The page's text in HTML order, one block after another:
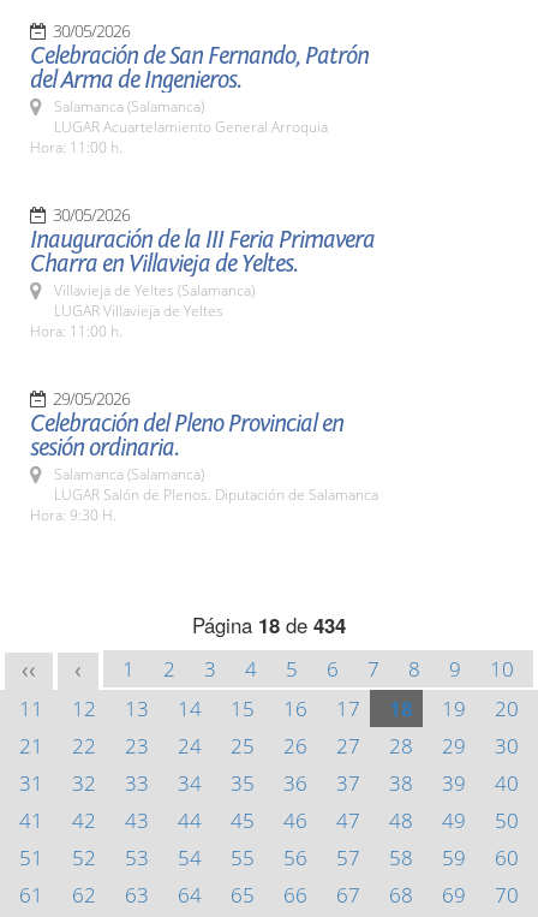
30/05/2026
Celebración de San Fernando, Patrón
del Arma de Ingenieros.
Salamanca (Salamanca)
LUGAR Acuartelamiento General Arroquia
Hora: 11:00 h.
30/05/2026
Inauguración de la III Feria Primavera
Charra en Villavieja de Yeltes.
Villavieja de Yeltes (Salamanca)
LUGAR Villavieja de Yeltes
Hora: 11:00 h.
29/05/2026
Celebración del Pleno Provincial en
sesión ordinaria.
Salamanca (Salamanca)
LUGAR Salón de Plenos. Diputación de Salamanca
Hora: 9:30 H.
Página 18 de 434
<< < 1 2 3 4 5 6 7 8 9
10
11
12 13 14 15 16 17 18 19
20
21
22 23 24 25 26 27 28 29
30
31
32 33 34 35 36 37 38 39
40
41
42 43 44 45 46 47 48 49
50
51
52 53 54 55 56 57 58 59
60
61
62 63 64 65 66 67 68 69
70